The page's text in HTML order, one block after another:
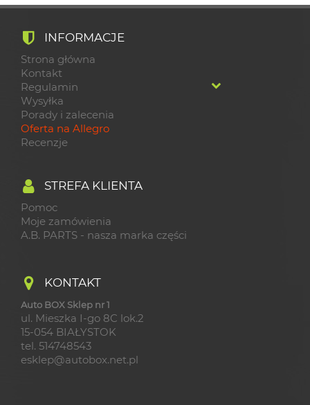
INFORMACJE
Strona główna
Kontakt
Regulamin
Wysyłka
Porady i zalecenia
Oferta na Allegro
Recenzje
STREFA KLIENTA
Pomoc
Moje zamówienia
A.B. PARTS - nasza marka części
KONTAKT
Auto BOX Sklep nr 1
ul. Mieszka I-go 8C lok.2
15-054 BIAŁYSTOK
tel. 514748543
esklep@autobox.net.pl